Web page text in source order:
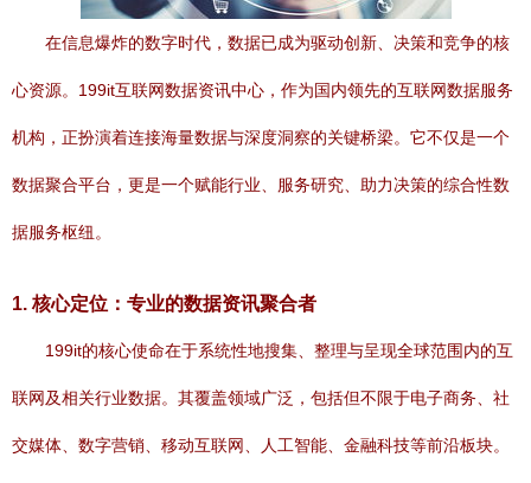
在信息爆炸的数字时代，数据已成为驱动创新、决策和竞争的核
心资源。199it互联网数据资讯中心，作为国内领先的互联网数据服务
机构，正扮演着连接海量数据与深度洞察的关键桥梁。它不仅是一个
数据聚合平台，更是一个赋能行业、服务研究、助力决策的综合性数
据服务枢纽。
1. 核心定位：专业的数据资讯聚合者
199it的核心使命在于系统性地搜集、整理与呈现全球范围内的互
联网及相关行业数据。其覆盖领域广泛，包括但不限于电子商务、社
交媒体、数字营销、移动互联网、人工智能、金融科技等前沿板块。